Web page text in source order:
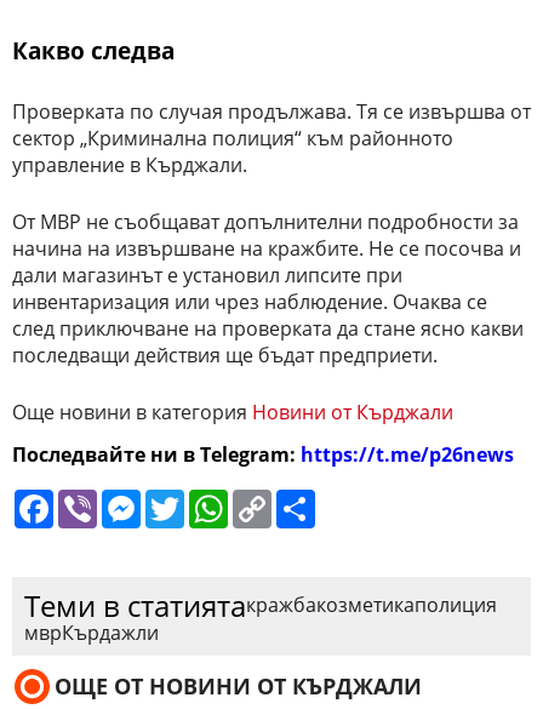
Какво следва
Проверката по случая продължава. Тя се извършва от
сектор „Криминална полиция“ към районното
управление в Кърджали.
От МВР не съобщават допълнителни подробности за
начина на извършване на кражбите. Не се посочва и
дали магазинът е установил липсите при
инвентаризация или чрез наблюдение. Очаква се
след приключване на проверката да стане ясно какви
последващи действия ще бъдат предприети.
Още новини в категория Новини от Кърджали
Последвайте ни в Telegram: https://t.me/p26news
Facebook
ViberMessenger
TwitterWhatsApp
Copy
Link
Теми в статиятакражбакозметикаполиция
мврКърдажли
ОЩЕ ОТ НОВИНИ ОТ КЪРДЖАЛИ